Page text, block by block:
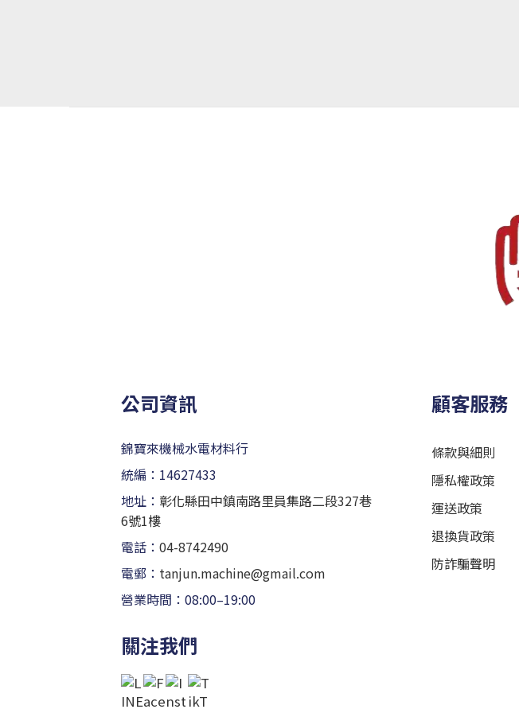
公司資訊
錦寶來機械水電材料行
統編：14627433
地址： 彰化縣田中鎮南路里員集路二段327巷
6號1樓
電話： 04-8742490
電郵： tanjun.machine@gmail.com
營業時間：08:00–19:00
關注我們
顧客服務
條款與細則
隱私權政策
運送政策
退換貨政策
防詐騙聲明